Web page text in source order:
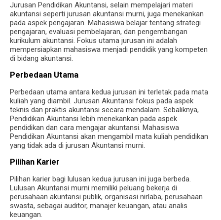
Jurusan Pendidikan Akuntansi, selain mempelajari materi
akuntansi seperti jurusan akuntansi murni, juga menekankan
pada aspek pengajaran. Mahasiswa belajar tentang strategi
pengajaran, evaluasi pembelajaran, dan pengembangan
kurikulum akuntansi. Fokus utama jurusan ini adalah
mempersiapkan mahasiswa menjadi pendidik yang kompeten
di bidang akuntansi.
Perbedaan Utama
Perbedaan utama antara kedua jurusan ini terletak pada mata
kuliah yang diambil. Jurusan Akuntansi fokus pada aspek
teknis dan praktis akuntansi secara mendalam. Sebaliknya,
Pendidikan Akuntansi lebih menekankan pada aspek
pendidikan dan cara mengajar akuntansi. Mahasiswa
Pendidikan Akuntansi akan mengambil mata kuliah pendidikan
yang tidak ada di jurusan Akuntansi murni.
Pilihan Karier
Pilihan karier bagi lulusan kedua jurusan ini juga berbeda.
Lulusan Akuntansi murni memiliki peluang bekerja di
perusahaan akuntansi publik, organisasi nirlaba, perusahaan
swasta, sebagai auditor, manajer keuangan, atau analis
keuangan.